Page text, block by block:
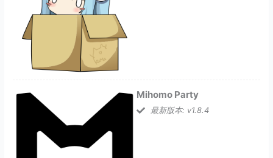
Mihomo Party
最新版本: v1.8.4